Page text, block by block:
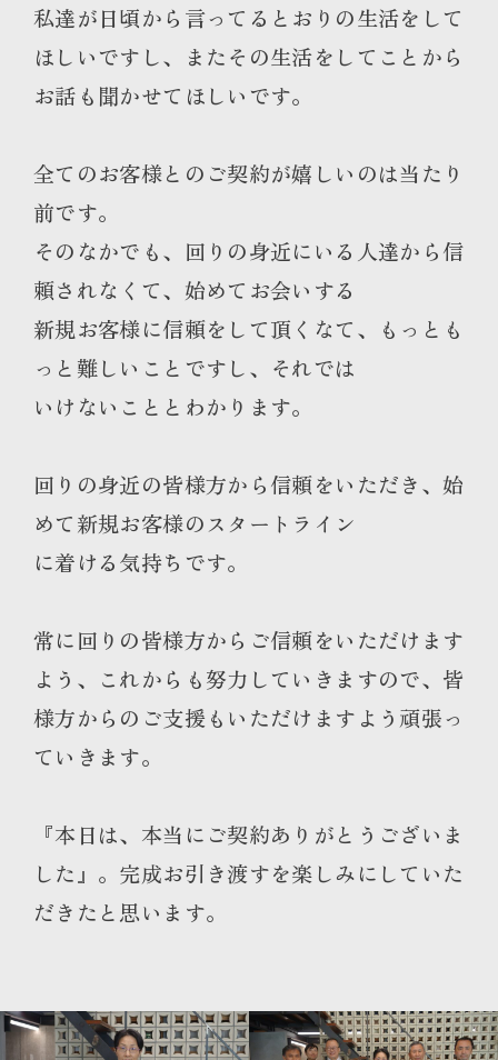
私達が日頃から言ってるとおりの生活をして
ほしいですし、またその生活をしてことから
お話も聞かせてほしいです。
全てのお客様とのご契約が嬉しいのは当たり
前です。
そのなかでも、回りの身近にいる人達から信
頼されなくて、始めてお会いする
新規お客様に信頼をして頂くなて、もっとも
っと難しいことですし、それでは
いけないこととわかります。
回りの身近の皆様方から信頼をいただき、始
めて新規お客様のスタートライン
に着ける気持ちです。
常に回りの皆様方からご信頼をいただけます
よう、これからも努力していきますので、皆
様方からのご支援もいただけますよう頑張っ
ていきます。
『本日は、本当にご契約ありがとうございま
した』。完成お引き渡すを楽しみにしていた
だきたと思います。